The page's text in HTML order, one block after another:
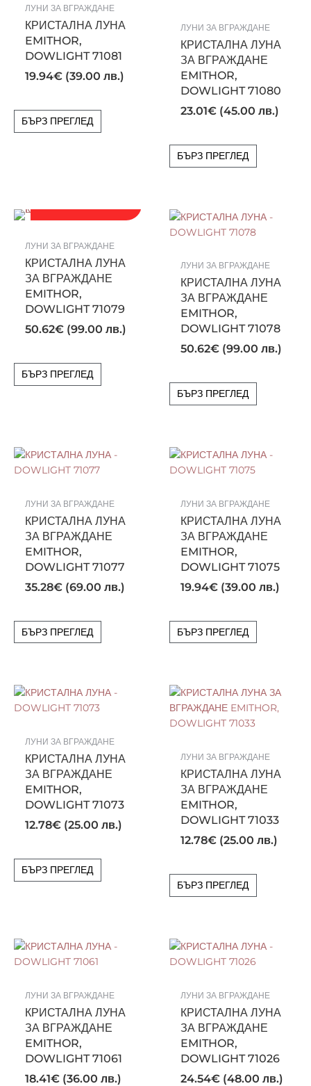
ЛУНИ ЗА ВГРАЖДАНЕ
КРИСТАЛНА ЛУНА
EMITHOR,
DOWLIGHT 71081
19.94€ (39.00 лв.)
БЪРЗ ПРЕГЛЕД
ЛУНИ ЗА ВГРАЖДАНЕ
КРИСТАЛНА ЛУНА
ЗА ВГРАЖДАНЕ
EMITHOR,
DOWLIGHT 71080
23.01€ (45.00 лв.)
БЪРЗ ПРЕГЛЕД
ЛУНИ ЗА ВГРАЖДАНЕ
КРИСТАЛНА ЛУНА
ЗА ВГРАЖДАНЕ
EMITHOR,
DOWLIGHT 71079
50.62€ (99.00 лв.)
БЪРЗ ПРЕГЛЕД
ЛУНИ ЗА ВГРАЖДАНЕ
КРИСТАЛНА ЛУНА
ЗА ВГРАЖДАНЕ
EMITHOR,
DOWLIGHT 71078
50.62€ (99.00 лв.)
БЪРЗ ПРЕГЛЕД
ЛУНИ ЗА ВГРАЖДАНЕ
КРИСТАЛНА ЛУНА
ЗА ВГРАЖДАНЕ
EMITHOR,
DOWLIGHT 71077
35.28€ (69.00 лв.)
БЪРЗ ПРЕГЛЕД
ЛУНИ ЗА ВГРАЖДАНЕ
КРИСТАЛНА ЛУНА
ЗА ВГРАЖДАНЕ
EMITHOR,
DOWLIGHT 71075
19.94€ (39.00 лв.)
БЪРЗ ПРЕГЛЕД
ЛУНИ ЗА ВГРАЖДАНЕ
КРИСТАЛНА ЛУНА
ЗА ВГРАЖДАНЕ
EMITHOR,
DOWLIGHT 71073
12.78€ (25.00 лв.)
БЪРЗ ПРЕГЛЕД
ЛУНИ ЗА ВГРАЖДАНЕ
КРИСТАЛНА ЛУНА
ЗА ВГРАЖДАНЕ
EMITHOR,
DOWLIGHT 71033
12.78€ (25.00 лв.)
БЪРЗ ПРЕГЛЕД
ЛУНИ ЗА ВГРАЖДАНЕ
КРИСТАЛНА ЛУНА
ЗА ВГРАЖДАНЕ
EMITHOR,
DOWLIGHT 71061
18.41€ (36.00 лв.)
ЛУНИ ЗА ВГРАЖДАНЕ
КРИСТАЛНА ЛУНА
ЗА ВГРАЖДАНЕ
EMITHOR,
DOWLIGHT 71026
24.54€ (48.00 лв.)